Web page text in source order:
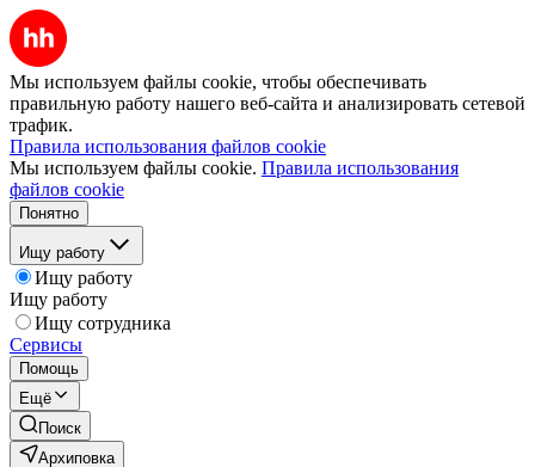
Мы используем файлы cookie, чтобы обеспечивать
правильную работу нашего веб-сайта и анализировать сетевой
трафик.
Правила использования файлов cookie
Мы используем файлы cookie. Правила использования
файлов cookie
Понятно
Ищу работу
Ищу работу
Ищу работу
Ищу сотрудника
Сервисы
Помощь
Ещё
Поиск
Архиповка